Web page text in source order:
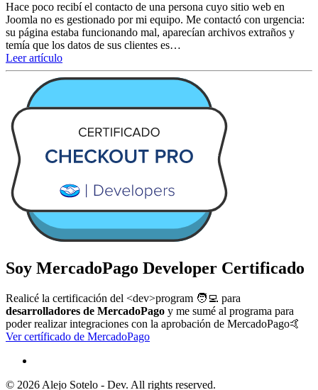
Hace poco recibí el contacto de una persona cuyo sitio web en
Joomla no es gestionado por mi equipo. Me contactó con urgencia:
su página estaba funcionando mal, aparecían archivos extraños y
temía que los datos de sus clientes es…
Leer artículo
Soy MercadoPago Developer Certificado
Realicé la certificación del <dev>program 🧑‍💻 para
desarrolladores de MercadoPago y me sumé al programa para
poder realizar integraciones con la aprobación de MercadoPago🤙
Ver certíficado de MercadoPago
© 2026 Alejo Sotelo - Dev. All rights reserved.